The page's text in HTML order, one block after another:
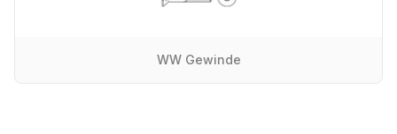
WW Gewinde